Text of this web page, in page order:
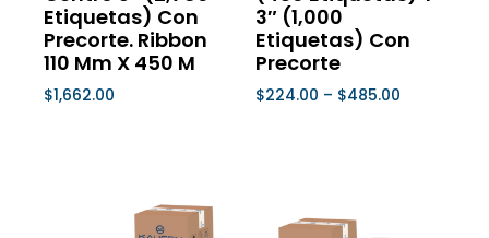
Etiquetas) Con
Precorte. Ribbon
110 Mm X 450 M
$1,662.00
producto
3″ (1,000
Etiquetas) Con
Precorte
$224.00 – $485.00
producto